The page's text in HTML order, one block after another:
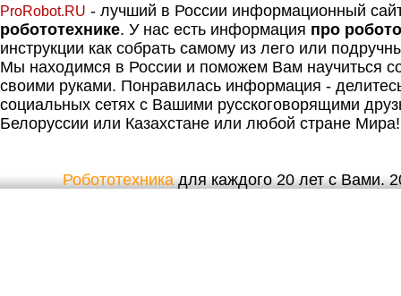
ProRobot.RU - лучший в России информационный
робототехнике. У нас есть информация про
инструкции как собрать самому из лего или
Мы находимся в России и поможем Вам научиться
своими руками. Понравилась информация -
социальных сетях с Вашими русскоговорящими
Белоруссии или Казахстане или любой стране Мира!
Робототехникадля каждого 20 лет с Вами.